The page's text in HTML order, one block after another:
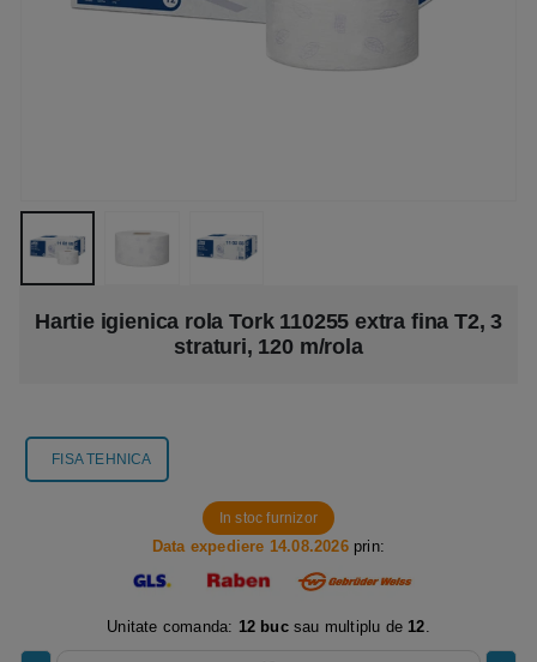
Hartie igienica rola Tork 110255 extra fina T2, 3
straturi, 120 m/rola
FISA TEHNICA
In stoc furnizor
Data expediere 14.08.2026prin:
Unitate comanda: 12 bucsau multiplu de 12